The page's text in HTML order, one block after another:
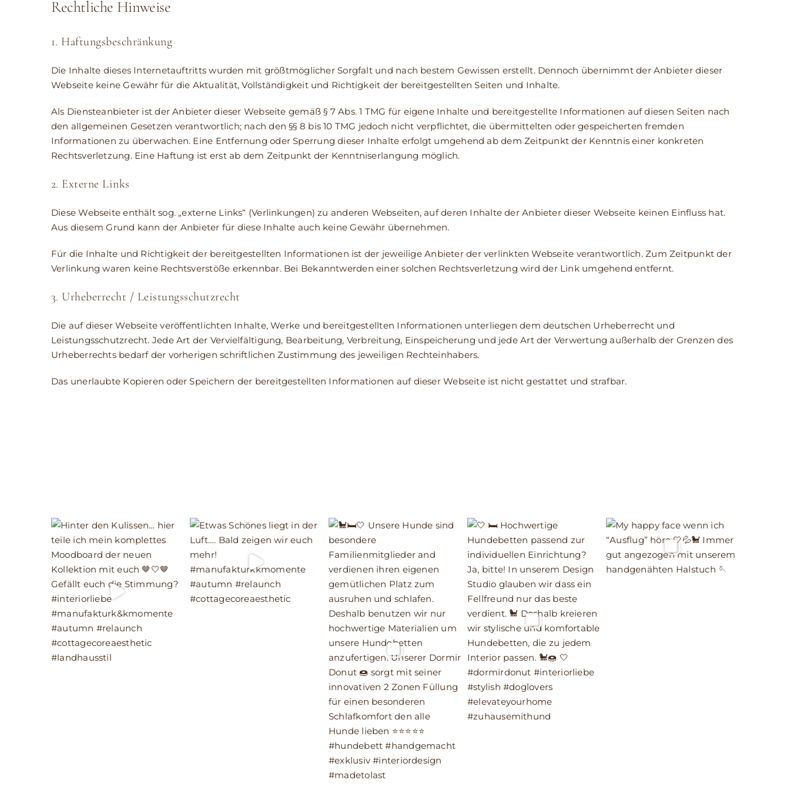
Rechtliche Hinweise
1. Haftungsbeschränkung
Die Inhalte dieses Internetauftritts wurden mit größtmöglicher Sorgfalt und nach bestem Gewissen erstellt. Dennoch übernimmt der Anbieter dieser
Webseite keine Gewähr für die Aktualität, Vollständigkeit und Richtigkeit der bereitgestellten Seiten und Inhalte.
Als Diensteanbieter ist der Anbieter dieser Webseite gemäß § 7 Abs. 1 TMG für eigene Inhalte und bereitgestellte Informationen auf diesen Seiten nach
den allgemeinen Gesetzen verantwortlich; nach den §§ 8 bis 10 TMG jedoch nicht verpflichtet, die übermittelten oder gespeicherten fremden
Informationen zu überwachen. Eine Entfernung oder Sperrung dieser Inhalte erfolgt umgehend ab dem Zeitpunkt der Kenntnis einer konkreten
Rechtsverletzung. Eine Haftung ist erst ab dem Zeitpunkt der Kenntniserlangung möglich.
2. Externe Links
Diese Webseite enthält sog. „externe Links“ (Verlinkungen) zu anderen Webseiten, auf deren Inhalte der Anbieter dieser Webseite keinen Einfluss hat.
Aus diesem Grund kann der Anbieter für diese Inhalte auch keine Gewähr übernehmen.
Für die Inhalte und Richtigkeit der bereitgestellten Informationen ist der jeweilige Anbieter der verlinkten Webseite verantwortlich. Zum Zeitpunkt der
Verlinkung waren keine Rechtsverstöße erkennbar. Bei Bekanntwerden einer solchen Rechtsverletzung wird der Link umgehend entfernt.
3. Urheberrecht / Leistungsschutzrecht
Die auf dieser Webseite veröffentlichten Inhalte, Werke und bereitgestellten Informationen unterliegen dem deutschen Urheberrecht und
Leistungsschutzrecht. Jede Art der Vervielfältigung, Bearbeitung, Verbreitung, Einspeicherung und jede Art der Verwertung außerhalb der Grenzen des
Urheberrechts bedarf der vorherigen schriftlichen Zustimmung des jeweiligen Rechteinhabers.
Das unerlaubte Kopieren oder Speichern der bereitgestellten Informationen auf dieser Webseite ist nicht gestattet und strafbar.